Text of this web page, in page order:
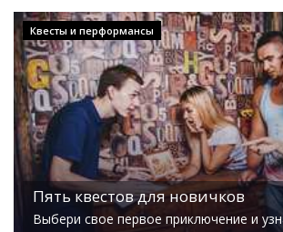
Квесты и перформансы
Пять квестов для новичков
Выбери свое первое приключение и